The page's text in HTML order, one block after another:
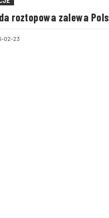
roztopowa zalewa
02-23